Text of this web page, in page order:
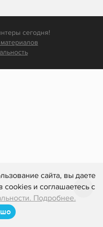
сайта, вы даете
cookies и соглашаетесь с
Подробнее.
сегодня!